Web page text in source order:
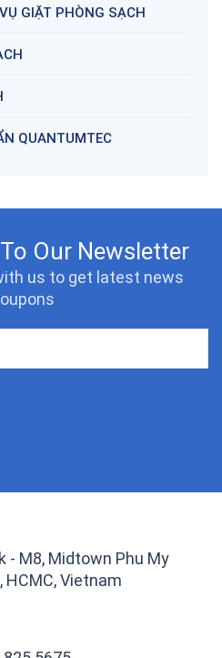
GIẶT PHÒNG SẠCH
QUANTUMTEC
Our Newsletter
us to get latest news
- M8, Midtown Phu My
HCMC, Vietnam